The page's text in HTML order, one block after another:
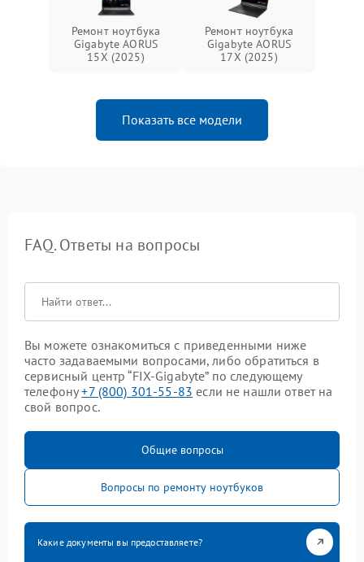
Ремонт ноутбука
Gigabyte AORUS
15X (2025)
Ремонт ноутбука
Gigabyte AORUS
17X (2025)
Показать все модели
FAQ. Ответы на вопросы
Вы можете ознакомиться с приведенными ниже
часто задаваемыми вопросами, либо обратиться в
сервисный центр “FIX-Gigabyte” по следующему
телефону+7 (800) 301-55-83 если не нашли ответ на
свой вопрос.
Общие вопросы
Вопросы по ремонту ноутбуков
Какие документы вы предоставляете?